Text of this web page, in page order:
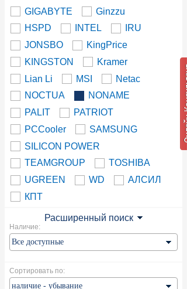
GIGABYTE
Ginzzu
HSPD
INTEL
IRU
JONSBO
KingPrice
KINGSTON
Kramer
Lian Li
MSI
Netac
NOCTUA
NONAME
PALIT
PATRIOT
PCCooler
SAMSUNG
SILICON POWER
TEAMGROUP
TOSHIBA
UGREEN
WD
АЛСИЛ
КПТ
Расширенный поиск
Наличие:
Сортировать по: